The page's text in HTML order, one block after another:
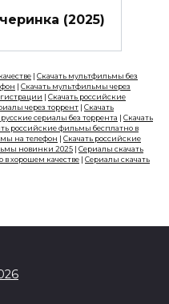
(2025)
| Скачать мультфильмы без
| Скачать мультфильмы через
| Скачать российские
через торрент | Скачать
русские сериалы без торрента | Скачать
российские фильмы бесплатно в
на телефон | Скачать российские
новинки 2025 | Сериалы скачать
в хорошем качестве | Сериалы скачать